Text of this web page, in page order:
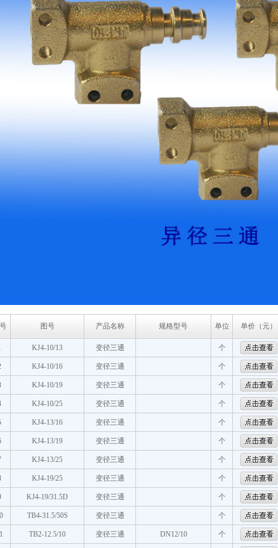
图号 产品名称 规格型号 单位 单价（元）
KJ4-10/13 变径三通 个
KJ4-10/16 变径三通 个
KJ4-10/19 变径三通 个
KJ4-10/25 变径三通 个
KJ4-13/16 变径三通 个
KJ4-13/19 变径三通 个
KJ4-13/25 变径三通 个
KJ4-19/25 变径三通 个
KJ4-19/31.5D 变径三通 个
TB4-31.5/50S 变径三通 个
TB2-12.5/10 变径三通 DN12/10 个